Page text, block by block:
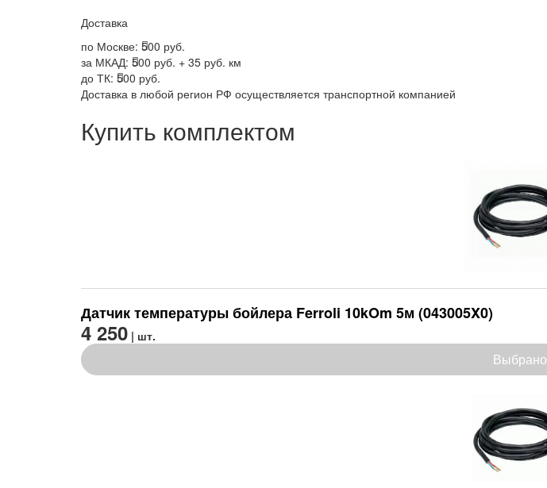
Доставка
по Москве: 500 руб.
за МКАД: 500 руб. + 35 руб. км
до ТК: 500 руб.
Доставка в любой регион РФ осуществляется транспортной компанией
Купить комплектом
Датчик температуры бойлера Ferroli 10kOm 5м (043005X0)
4 250 | шт.
Выбрано